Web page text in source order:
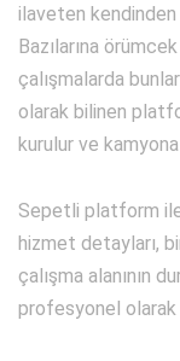
ilaveten kendinden
Bazılarına
çalışmalarda
olarak bilinen
kurulur ve kamyona
Sepetli platform
hizmet detayları,
çalışma alanının
profesyonel olarak